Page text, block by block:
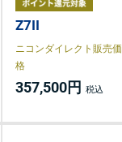
Z7II
ニコンダイレクト販売価
格
357,500円